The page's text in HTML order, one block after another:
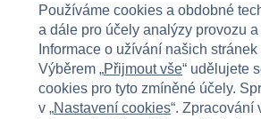
NOOR a posuňte své výtvarné
.
Používáme cookies a obdobné
a dále pro účely analýzy provozu
Informace o užívání našich
Výběrem „Přijmout vše“ udělujete
cookies pro tyto zmíněné účely.
v „Nastavení cookies“. Zpracování